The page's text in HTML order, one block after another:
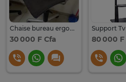
Chaise bureau ergonomique noir réglable à roulettes
30 000 F Cfa 80 000 F